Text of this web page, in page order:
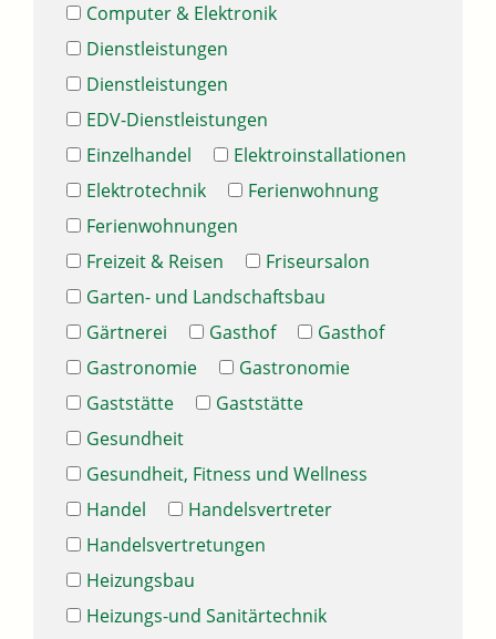
Computer & Elektronik
Dienstleistungen
Dienstleistungen
EDV-Dienstleistungen
Einzelhandel
Elektroinstallationen
Elektrotechnik
Ferienwohnung
Ferienwohnungen
Freizeit & Reisen
Friseursalon
Garten- und Landschaftsbau
Gärtnerei
Gasthof
Gasthof
Gastronomie
Gastronomie
Gaststätte
Gaststätte
Gesundheit
Gesundheit, Fitness und Wellness
Handel
Handelsvertreter
Handelsvertretungen
Heizungsbau
Heizungs-und Sanitärtechnik